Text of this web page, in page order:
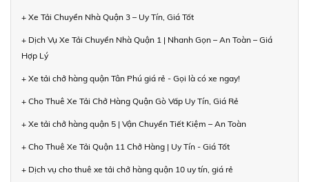
+ Xe Tải Chuyển Nhà Quận 3 – Uy Tín, Giá Tốt
+ Dịch Vụ Xe Tải Chuyển Nhà Quận 1 | Nhanh Gọn – An Toàn – Giá
Hợp Lý
+ Xe tải chở hàng quận Tân Phú giá rẻ - Gọi là có xe ngay!
+ Cho Thuê Xe Tải Chở Hàng Quận Gò Vấp Uy Tín, Giá Rẻ
+ Xe tải chở hàng quận 5 | Vận Chuyển Tiết Kiệm – An Toàn
+ Cho Thuê Xe Tải Quận 11 Chở Hàng | Uy Tín - Giá Tốt
+ Dịch vụ cho thuê xe tải chở hàng quận 10 uy tín, giá rẻ